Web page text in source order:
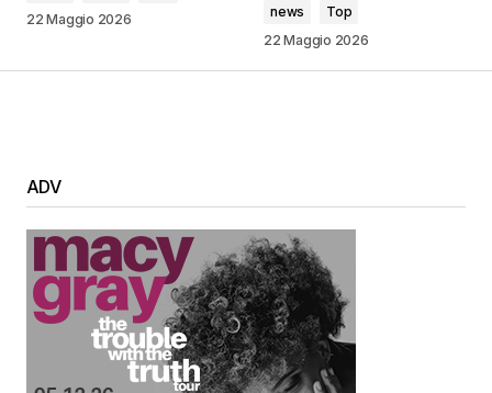
22 Maggio 2026
news
Top
22 Maggio 2026
ADV